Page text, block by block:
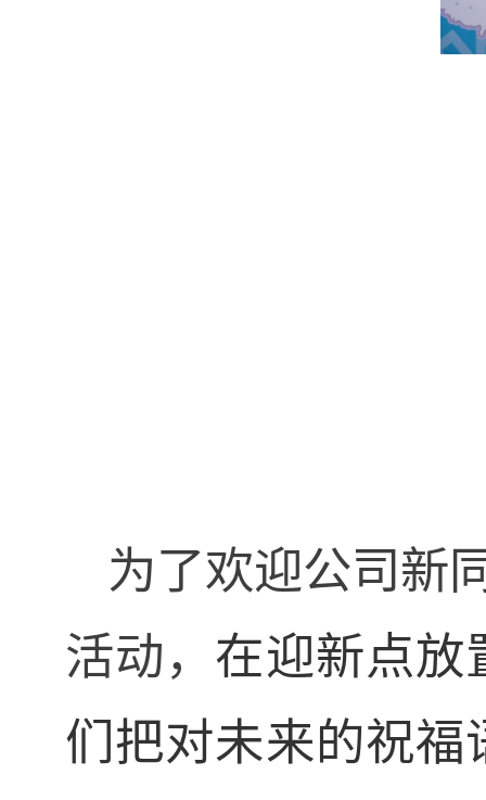
为了欢迎公司新
活动， 在迎新点放
们把对未来的祝